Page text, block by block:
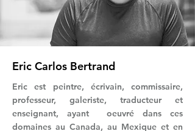
Eric Carlos Bertrand
Eric est peintre, écrivain, commissaire,
professeur, galeriste, traducteur et
enseignant, ayant oeuvré dans ces
domaines au Canada, au Mexique et en